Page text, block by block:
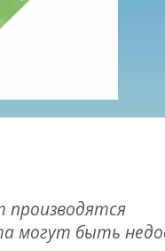
могут быть